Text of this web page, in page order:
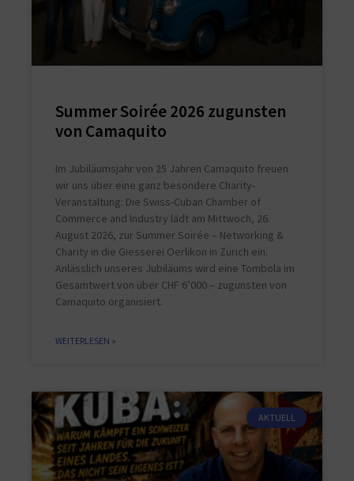
Summer Soirée 2026 zugunsten
von Camaquito
Im Jubiläumsjahr von 25 Jahren Camaquito freuen
wir uns über eine ganz besondere Charity-
Veranstaltung: Die Swiss-Cuban Chamber of
Commerce and Industry lädt am Mittwoch, 26.
August 2026, zur Summer Soirée – Networking &
Charity in die Giesserei Oerlikon in Zürich ein.
Anlässlich unseres Jubiläums wird eine Tombola im
Gesamtwert von über CHF 6’000.– zugunsten von
Camaquito organisiert.
WEITERLESEN »
AKTUELL